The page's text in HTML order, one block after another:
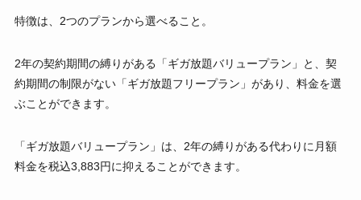
特徴は、2つのプランから選べること。
2年の契約期間の縛りがある「ギガ放題バリュープラン」と、契
約期間の制限がない「ギガ放題フリープラン」があり、料金を選
ぶことができます。
「ギガ放題バリュープラン」は、2年の縛りがある代わりに月額
料金を税込3,883円に抑えることができます。